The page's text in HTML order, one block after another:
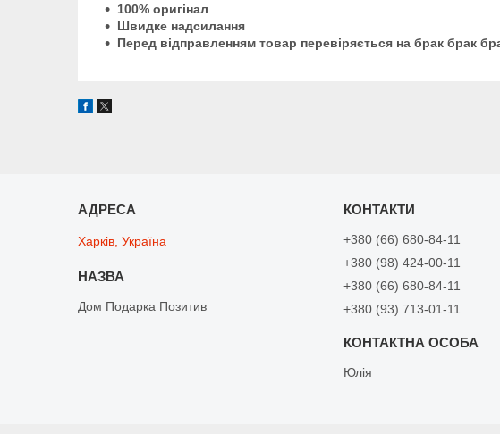
100% оригінал
Швидке надсилання
Перед відправленням товар перевіряється на брак брак
Харків, Україна
Дом Подарка Позитив
+380 (66) 680-84-11
+380 (98) 424-00-11
+380 (66) 680-84-11
+380 (93) 713-01-11
Юлія